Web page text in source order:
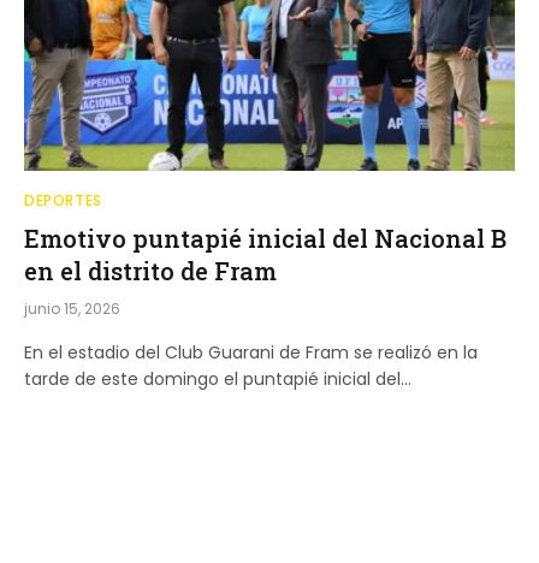
DEPORTES
Emotivo puntapié inicial del Nacional B
en el distrito de Fram
junio 15, 2026
En el estadio del Club Guarani de Fram se realizó en la
tarde de este domingo el puntapié inicial del…